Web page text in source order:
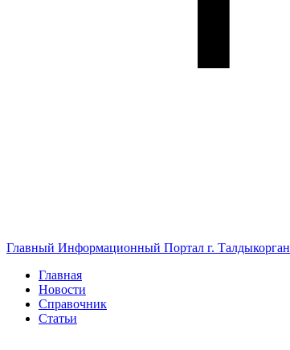
Главный Информационный Портал г. Талдыкорган
Главная
Новости
Справочник
Статьи